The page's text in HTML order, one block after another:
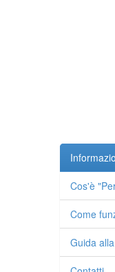
Cos'è
Come
Guida